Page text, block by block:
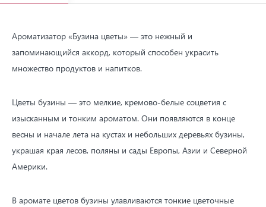
Ароматизатор «Бузина цветы» — это нежный и
запоминающийся аккорд, который способен украсить
множество продуктов и напитков.
Цветы бузины — это мелкие, кремово-белые соцветия с
изысканным и тонким ароматом. Они появляются в конце
весны и начале лета на кустах и небольших деревьях бузины,
украшая края лесов, поляны и сады Европы, Азии и Северной
Америки.
В аромате цветов бузины улавливаются тонкие цветочные